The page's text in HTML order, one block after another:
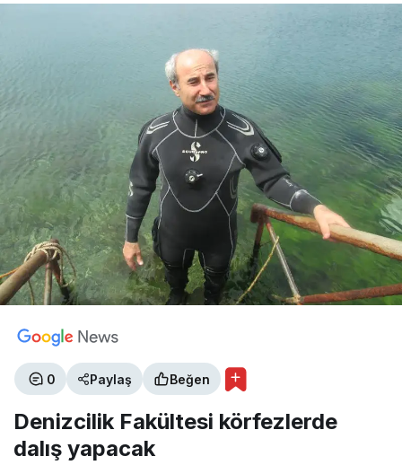
0 Paylaş Beğen
Denizcilik Fakültesi körfezlerde
dalış yapacak